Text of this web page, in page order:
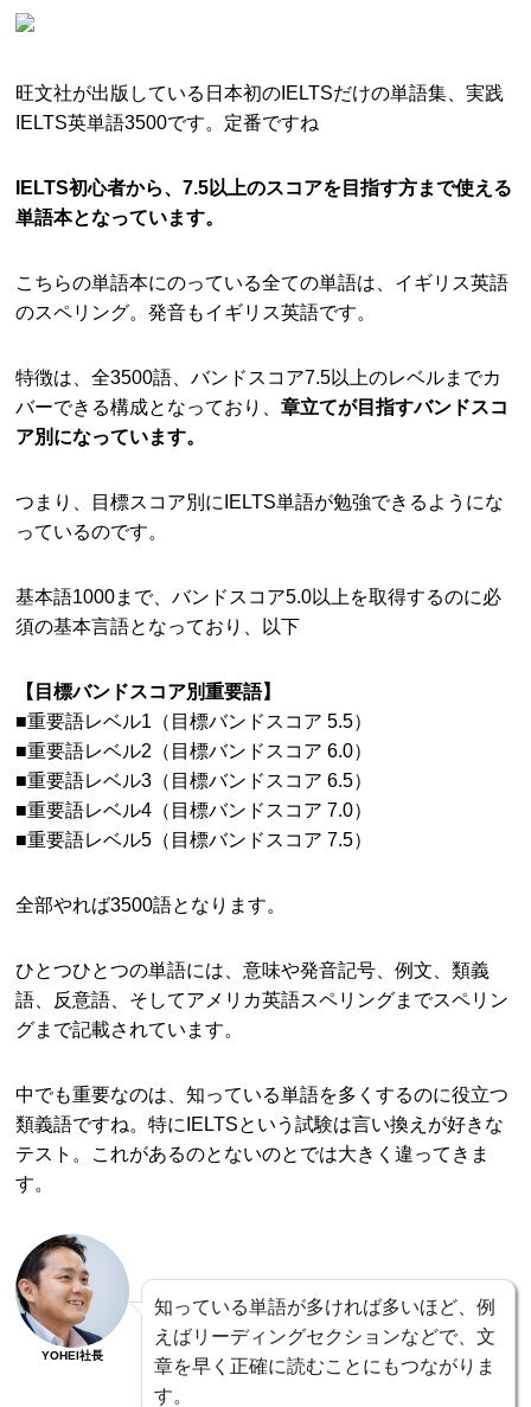
旺文社が出版している日本初のIELTSだけの単語集、実践
IELTS英単語3500です。定番ですね
IELTS初心者から、7.5以上のスコアを目指す方まで使える
単語本となっています。
こちらの単語本にのっている全ての単語は、イギリス英語
のスペリング。発音もイギリス英語です。
特徴は、全3500語、バンドスコア7.5以上のレベルまでカ
バーできる構成となっており、章立てが目指すバンドスコ
ア別になっています。
つまり、目標スコア別にIELTS単語が勉強できるようにな
っているのです。
基本語1000まで、バンドスコア5.0以上を取得するのに必
須の基本言語となっており、以下
【目標バンドスコア別重要語】
■重要語レベル1（目標バンドスコア 5.5）
■重要語レベル2（目標バンドスコア 6.0）
■重要語レベル3（目標バンドスコア 6.5）
■重要語レベル4（目標バンドスコア 7.0）
■重要語レベル5（目標バンドスコア 7.5）
全部やれば3500語となります。
ひとつひとつの単語には、意味や発音記号、例文、類義
語、反意語、そしてアメリカ英語スペリングまでスペリン
グまで記載されています。
中でも重要なのは、知っている単語を多くするのに役立つ
類義語ですね。特にIELTSという試験は言い換えが好きな
テスト。これがあるのとないのとでは大きく違ってきま
す。
YOHEI社長
知っている単語が多ければ多いほど、例
えばリーディングセクションなどで、文
章を早く正確に読むことにもつながりま
す。